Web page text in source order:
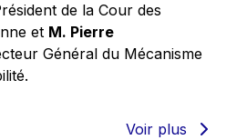
de la Cour des
et M. Pierre
Général du Mécanisme
Voir plus